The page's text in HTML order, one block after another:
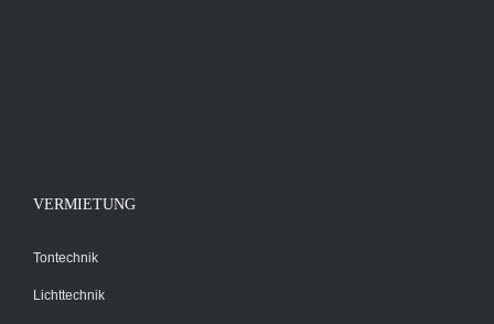
VERMIETUNG
Tontechnik
Lichttechnik